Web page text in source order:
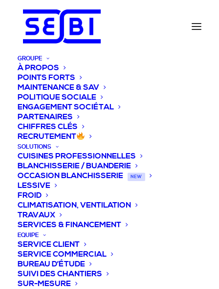
GROUPE
À PROPOS
POINTS FORTS
MAINTENANCE & SAV
POLITIQUE SOCIALE
ENGAGEMENT SOCIÉTAL
PARTENAIRES
CHIFFRES CLÉS
RECRUTEMENT
SOLUTIONS
CUISINES PROFESSIONNELLES
BLANCHISSERIE / BUANDERIE
OCCASION BLANCHISSERIE
NEW
LESSIVE
FROID
CLIMATISATION, VENTILATION
TRAVAUX
SERVICES & FINANCEMENT
EQUIPE
SERVICE CLIENT
SERVICE COMMERCIAL
BUREAU D’ÉTUDE
SUIVI DES CHANTIERS
SUR-MESURE